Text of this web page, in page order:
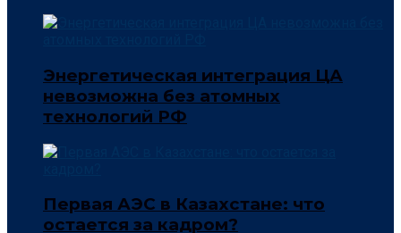
Энергетическая интеграция ЦА
невозможна без атомных
технологий РФ
Первая АЭС в Казахстане: что
остается за кадром?